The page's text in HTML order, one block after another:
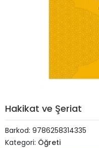
Hakikat ve Şeriat
Barkod: 9786258314335
Kategori: Öğreti